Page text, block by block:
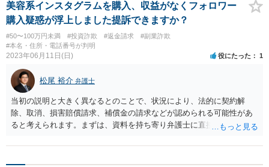
美容系インスタグラムを購入、収益がなくフォロワー
購入疑惑が浮上しました提訴できますか？
#50〜100万円未満 #投資詐欺 #返金請求
#副業詐欺
#本名・住所・電話番号が判明
2023年06月11日(日) 役にたった 1
松尾 裕介 弁護士
当初の説明と大きく異なるとのことで、状況により、法的に契約解
除、取消、損害賠償請求、補償金の請求などが認められる可能性があ
ると考えられます。まずは、資料を持ち寄り弁護士に直接ご相談され